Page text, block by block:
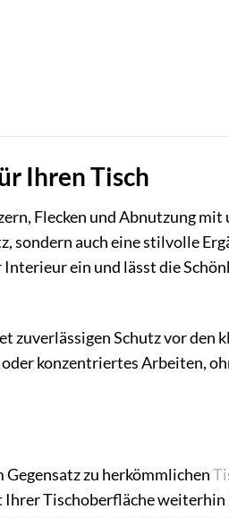
Ihren Tisch
Flecken und Abnutzung mit
sondern auch eine stilvolle
Interieur ein und lässt die
zuverlässigen Schutz vor den
konzentriertes Arbeiten,
zu herkömmlichen
Ihrer Tischoberfläche